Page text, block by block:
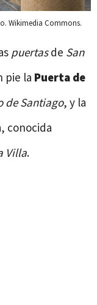
Wikimedia Commons.
puertasde San
pie la Puerta de
de Santiago, y la
conocida
Villa.